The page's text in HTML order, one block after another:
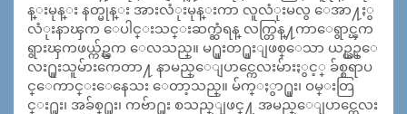
န္းမုန္း နတ္မုန္း အားလံုးမုန္းကာ လူလံုးမလွ ေအာ႔ႏွ
လံုးနာၾက ေပါင္းသင္းဆက္ဆံရန္ လက္တြန္႔ကာေရွာင္ၾက
ရွားၾကဖယ္က်ဥ္ၾက ေလသည္။ မ႐ူးတ႐ူးျဖစ္ေသာ ယဥ္ယဥ္ေ
လး႐ူးသူမ်ားကေတာ႔ နာမည္ေျပာင္ကေလးမ်ားႏွင့္ ခ်စ္စရာပ
င္ေကာင္းေနေသး ေတာ့သည္။ မ်က္ႏွာ႐ူး၊ ဝမ္းတြ
င္း႐ူး၊ အခ်စ္႐ူး၊ ကဗ်ာ႐ူး စသည္ျဖင္႔ အမည္ေျပာင္ကေလး